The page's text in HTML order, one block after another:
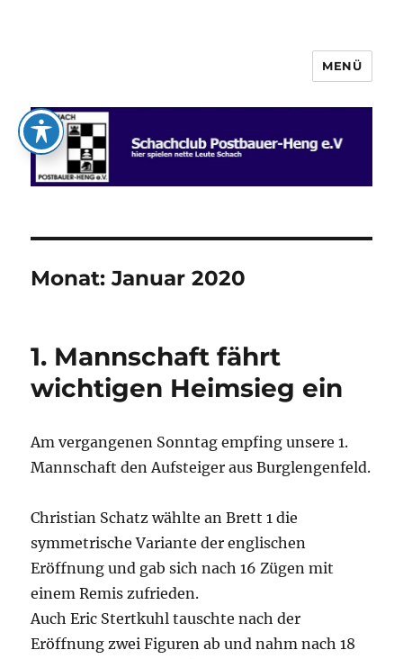
Schachclub Postbauer-Heng e.V.
MENÜ
Monat:Januar 2020
1. Mannschaft fährt
wichtigen Heimsieg ein
Am vergangenen Sonntag empfing unsere 1.
Mannschaft den Aufsteiger aus Burglengenfeld.
Christian Schatz wählte an Brett 1 die
symmetrische Variante der englischen
Eröffnung und gab sich nach 16 Zügen mit
einem Remis zufrieden.
Auch Eric Stertkuhl tauschte nach der
Eröffnung zwei Figuren ab und nahm nach 18